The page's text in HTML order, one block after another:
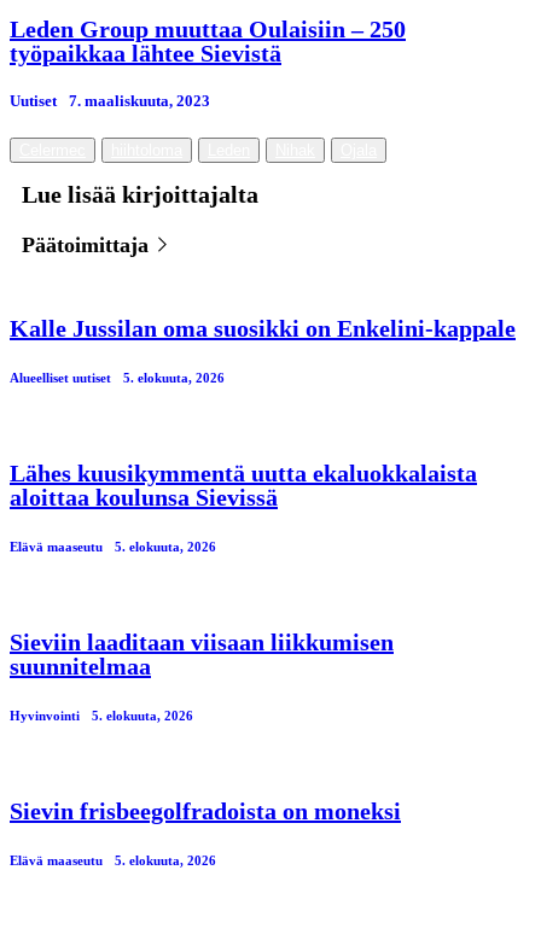
Leden Group muuttaa Oulaisiin – 250
työpaikkaa lähtee Sievistä
Uutiset 7. maaliskuuta, 2023
Lue lisää kirjoittajalta
Päätoimittaja
Kalle Jussilan oma suosikki on Enkelini-kappale
Alueelliset uutiset 5. elokuuta, 2026
Lähes kuusikymmentä uutta ekaluokkalaista
aloittaa koulunsa Sievissä
Elävä maaseutu 5. elokuuta, 2026
Sieviin laaditaan viisaan liikkumisen
suunnitelmaa
Hyvinvointi 5. elokuuta, 2026
Sievin frisbeegolfradoista on moneksi
Elävä maaseutu 5. elokuuta, 2026